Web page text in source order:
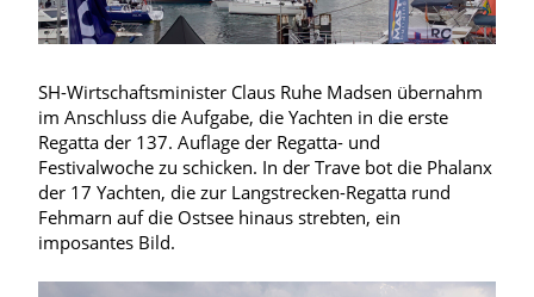
SH-Wirtschaftsminister Claus Ruhe Madsen übernahm
im Anschluss die Aufgabe, die Yachten in die erste
Regatta der 137. Auflage der Regatta- und
Festivalwoche zu schicken. In der Trave bot die Phalanx
der 17 Yachten, die zur Langstrecken-Regatta rund
Fehmarn auf die Ostsee hinaus strebten, ein
imposantes Bild.